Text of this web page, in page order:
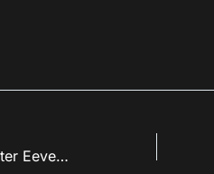
Obsidian Flames 3-pack Blister Eevee bardzo tanio w Media Expert